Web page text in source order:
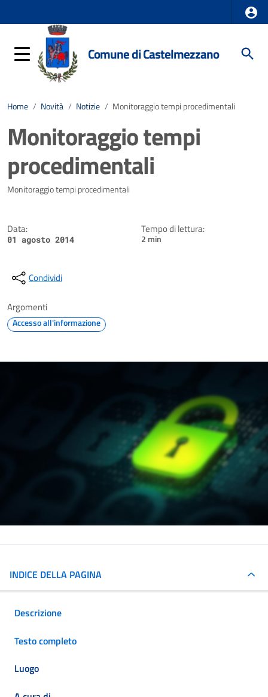
Comune di Castelmezzano
Home / Novità / Notizie / Monitoraggio tempi procedimentali
Monitoraggio tempi
procedimentali
Dettagli della notizia
Monitoraggio tempi procedimentali
Data:
01 agosto 2014
Tempo di lettura:
2 min
Condividi
Argomenti
Accesso all'informazione
INDICE DELLA PAGINA
Descrizione
Testo completo
Luogo